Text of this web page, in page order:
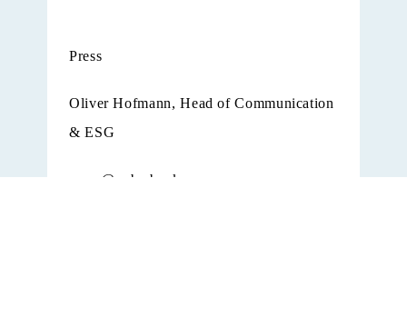
Press
Oliver Hofmann, Head of Communication
& ESG
press@noba.bank